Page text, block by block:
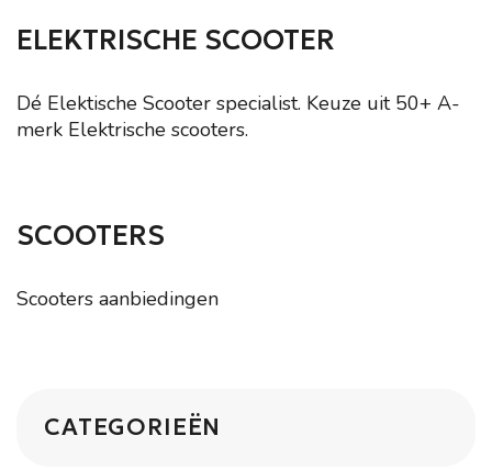
ELEKTRISCHE SCOOTER
Dé Elektische Scooter specialist. Keuze uit 50+ A-
merk Elektrische scooters.
SCOOTERS
Scooters aanbiedingen
CATEGORIEËN